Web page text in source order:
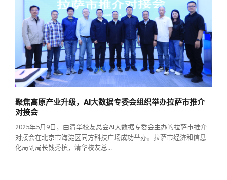
专业委员会
兴趣群体
西南联大校友会
捐赠纪事
捐赠方法
义工计划
《水木清华》
我要订阅
新媒体平台
清华人物
清华故事
青春风采
校友讲坛
校友视界
校友服务
终身学习
信息化服务
实用信息
校友总会
总会简介
总会章程
理事会名单
关闭
聚焦高原产业升级，AI大数据专委会组织举办拉萨市推介
对接会
2025年5月9日，由清华校友总会AI大数据专委会主办的拉萨市推介
对接会在北京市海淀区同方科技广场成功举办。拉萨市经济和信息
化局副局长钱秀槟，清华校友总...